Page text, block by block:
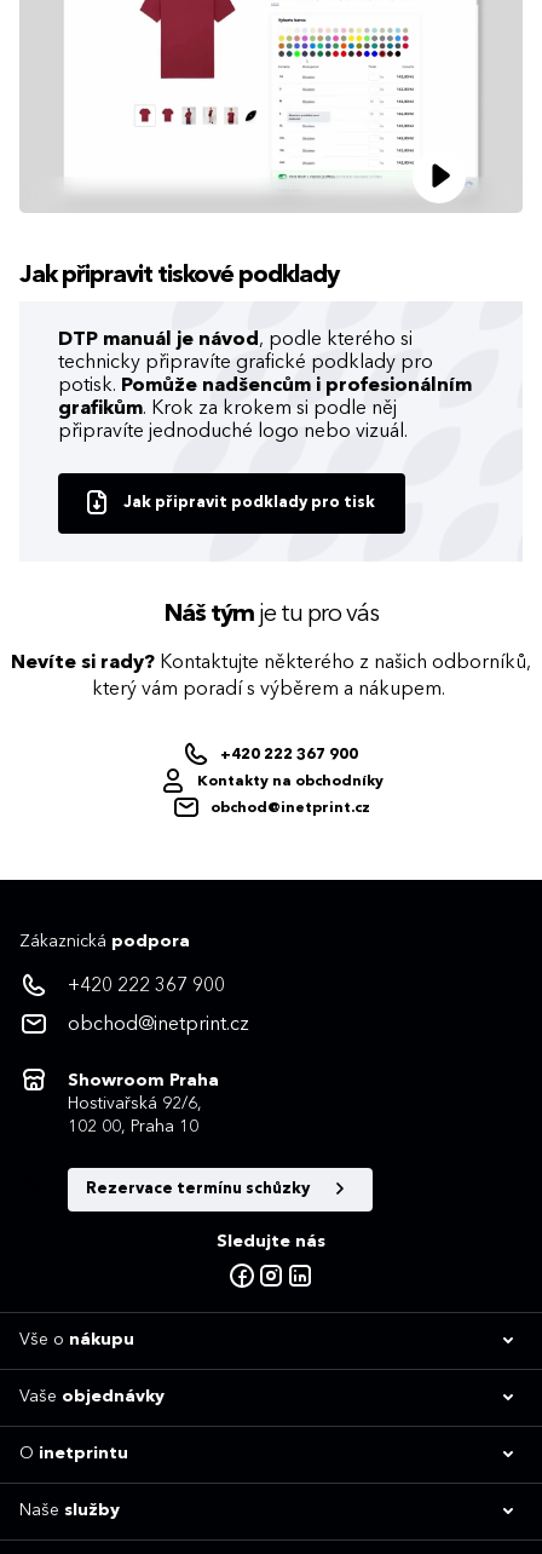
Jak připravit tiskové podklady
DTP manuál je návod , podle kterého si
technicky připravíte grafické podklady pro
potisk. Pomůže nadšencům i profesionálním
grafikům. Krok za krokem si podle něj
připravíte jednoduché logo nebo vizuál.
Jak připravit podklady pro tisk
Náš týmje tu pro vás
Nevíte si rady? Kontaktujte některého z našich odborníků,
který vám poradí s výběrem a nákupem.
+420 222 367 900
Kontakty na obchodníky
obchod@inetprint.cz
Zákaznická podpora
+420 222 367 900
obchod@inetprint.cz
Showroom Praha
Hostivařská 92/6,
102 00, Praha 10
Rezervace termínu schůzky
Sledujte nás
Vše o nákupu
Vaše objednávky
O inetprintu
Naše služby